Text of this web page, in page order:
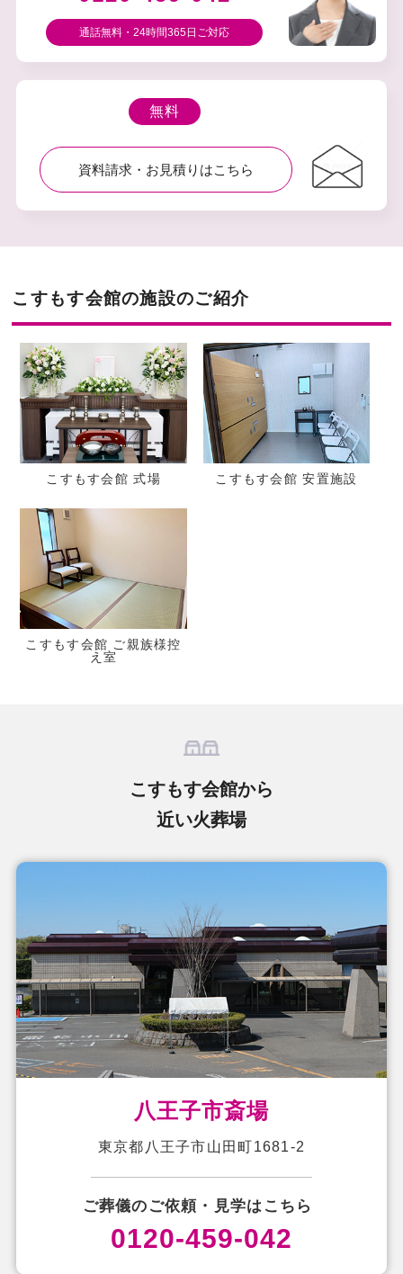
通話無料・24時間365⽇ご対応
無料
資料請求・お⾒積りはこちら
こすもす会館の施設のご紹介
こすもす会館 式場 こすもす会館 安置施設
こすもす会館 ご親族様控
え室
こすもす会館から
近い火葬場
八王子市斎場
東京都八王子市山田町1681-2
ご葬儀のご依頼・見学はこちら
0120-459-042